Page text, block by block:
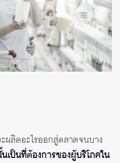
ผลิตอะไรออกสู่ตลาดจนบาง
เป็นที่ต้องการของผู้บริโภคใน